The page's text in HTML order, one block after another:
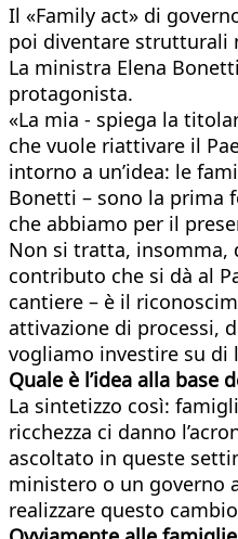
Il «Family act» di
poi diventare strutturali
La ministra Elena
protagonista.
«La mia - spiega la
che vuole riattivare il
intorno a un’idea: le
Bonetti – sono la prima
che abbiamo per il
Non si tratta, insomma,
contributo che si dà al
cantiere – è il
attivazione di processi,
vogliamo investire su di
Quale è l’idea alla base
La sintetizzo così:
ricchezza ci danno
ascoltato in queste
ministero o un governo
realizzare questo